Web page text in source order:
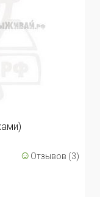
☺ Отзывов (3)